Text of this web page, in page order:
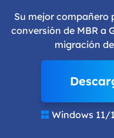
Su mejor compañero
conversión de MBR a
migración
 Windows